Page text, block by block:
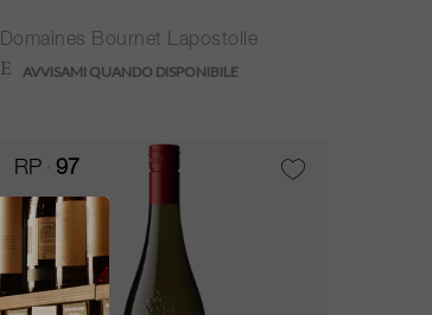
Domaines Bournet Lapostolle
RP 97